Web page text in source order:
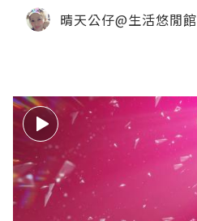
晴天公仔@生活悠閒館